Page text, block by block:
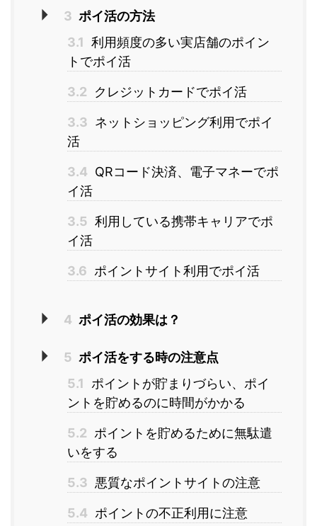
3 ポイ活の方法
3.1 利用頻度の多い実店舗のポイン
トでポイ活
3.2 クレジットカードでポイ活
3.3 ネットショッピング利用でポイ
活
3.4 QRコード決済、電子マネーでポ
イ活
3.5 利用している携帯キャリアでポ
イ活
3.6 ポイントサイト利用でポイ活
4 ポイ活の効果は？
5 ポイ活をする時の注意点
5.1
ポイントが貯まりづらい、ポイ
ントを貯めるのに時間がかかる
5.2 ポイントを貯めるために無駄遣
いをする
5.3 悪質なポイントサイトの注意
5.4 ポイントの不正利用に注意